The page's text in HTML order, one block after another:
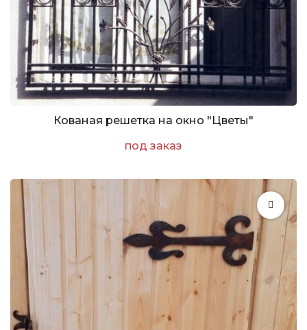
Кованая решетка на окно "Цветы"
под заказ